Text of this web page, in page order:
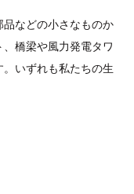
などの小さなものか
橋梁や風力発電タワ
いずれも私たちの生